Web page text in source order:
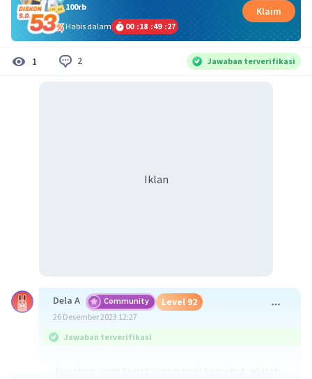
100rb
Habis dalam
00 :18 :49 :27
Klaim
1 2 Jawaban terverifikasi
Iklan
Dela A Community Level 92
26 Desember 2023 12:27
Jawaban terverifikasi